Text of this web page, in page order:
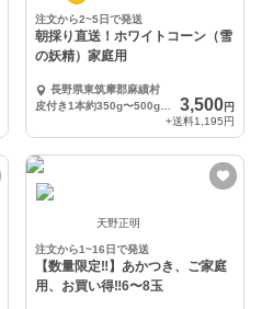
注文から2~5日で発送
朝採り直送！ホワイトコーン（雪
の妖精）家庭用
長野県東筑摩郡麻績村
皮付き1本約350g〜500g 10～12本
3,500円
+送料1,195円
天野正明
注文から1~16日で発送
【数量限定‼︎】あかつき、ご家庭
用、お買い得‼︎6〜8玉